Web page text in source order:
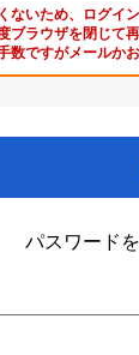
ないため、ログイ
ブラウザを閉じて
数ですがメールか
パスワード